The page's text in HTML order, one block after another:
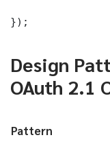
});
Design
OAuth 2.1
Pattern